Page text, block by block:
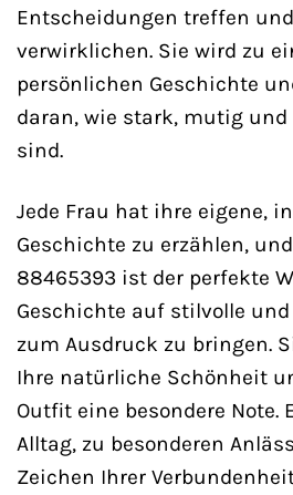
Entscheidungen treffen
verwirklichen. Sie wird zu
persönlichen Geschichte
daran, wie stark, mutig
sind.
Jede Frau hat ihre eigene,
Geschichte zu erzählen,
88465393 ist der perfekte
Geschichte auf stilvolle und
zum Ausdruck zu bringen.
Ihre natürliche Schönheit
Outfit eine besondere Note.
Alltag, zu besonderen
Zeichen Ihrer